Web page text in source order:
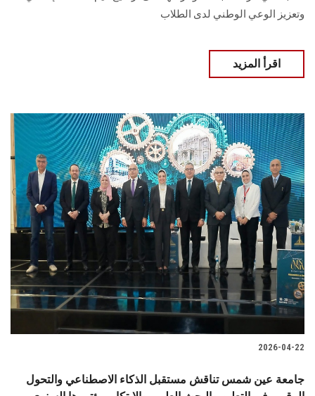
وتعزيز الوعي الوطني لدى الطلاب
اقرأ المزيد
2026-04-22
جامعة عين شمس تناقش مستقبل الذكاء الاصطناعي والتحول